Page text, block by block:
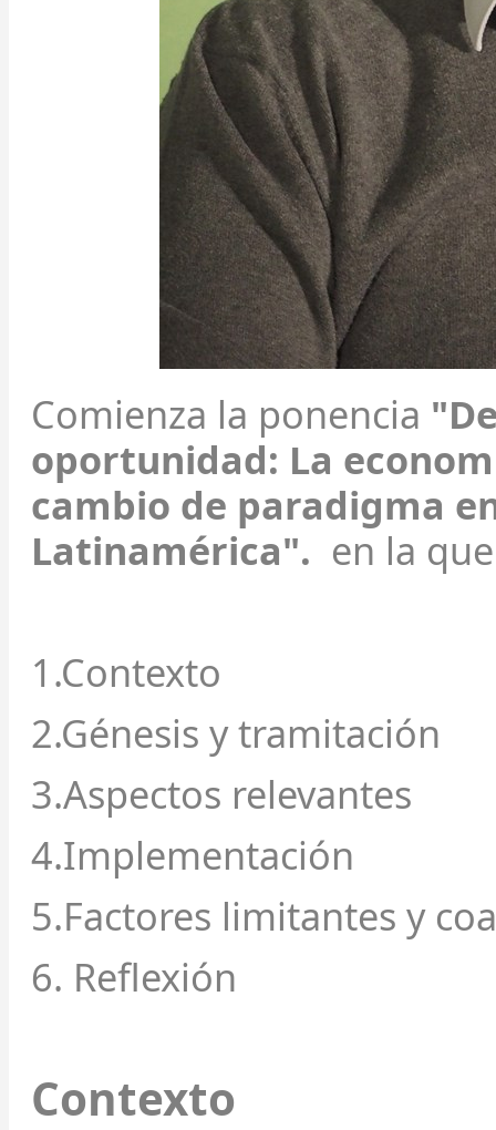
Comienza la ponencia
oportunidad: La
cambio de paradigma
Latinamérica". en la
1.Contexto
2.Génesis y tramitación
3.Aspectos relevantes
4.Implementación
5.Factores limitantes y
6. Reflexión
Contexto